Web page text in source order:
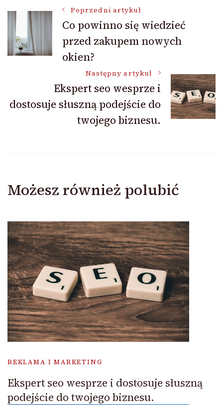
Nawigacja
wpisu
Poprzedni artykuł
Co powinno się wiedzieć
przed zakupem nowych
okien?
Następny artykuł
Ekspert seo wesprze i
dostosuje słuszną podejście do
twojego biznesu.
Możesz również polubić
REKLAMA I MARKETING
Ekspert seo wesprze i dostosuje słuszną
podejście do twojego biznesu.